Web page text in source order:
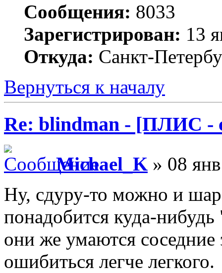
Сообщения: 8033
Зарегистрирован: 13
Откуда: Санкт-
Вернуться к началу
Re: blindman - [ПЛИС -
Michael_K » 08
Ну, сдуру-то можно и шар
понадобится куда-
они же умаются соседние
ошибиться легче легкого.